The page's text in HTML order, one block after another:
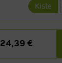
Kiste
24,39 €